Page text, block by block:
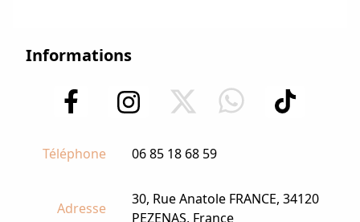
Informations
Téléphone 06 85 18 68 59
Adresse
30, Rue Anatole FRANCE, 34120
PEZENAS, France